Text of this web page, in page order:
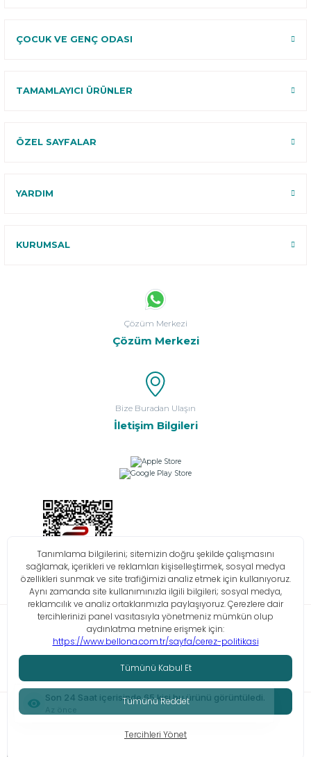
ÇOCUK VE GENÇ ODASI
TAMAMLAYICI ÜRÜNLER
ÖZEL SAYFALAR
YARDIM
KURUMSAL
Çözüm Merkezi
Çözüm Merkezi
Bize Buradan Ulaşın
İletişim Bilgileri
Bilgi Toplumu Hizmetleri KVKK Çerez Politikası İşlem Rehberi
© Tüm hakları saklıdır. Bellona 2026